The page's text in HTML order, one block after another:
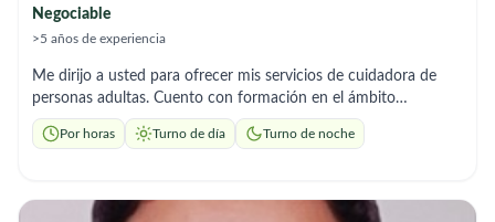
Negociable
>5 años de experiencia
Me dirijo a usted para ofrecer mis servicios de cuidadora de
personas adultas. Cuento con formación en el ámbito
sociosanitario, incluyendo seguridad y salud en el trabajo,
primeros auxilios, administración de inyectables y atención
vocación de servicio, cualidades fundamentales para garantizar
Por horas Turno de día Turno de noche